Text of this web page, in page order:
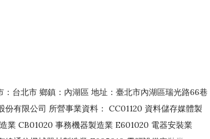
：台北市 鄉鎮：內湖區 地址：臺北市內湖區瑞光路66巷
有限公司 所營事業資料： CC01120 資料儲存媒體製
業 CB01020 事務機器製造業 E601020 電器安裝業